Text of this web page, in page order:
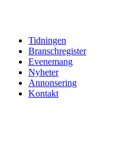
Tidningen
Branschregister
Evenemang
Nyheter
Annonsering
Kontakt